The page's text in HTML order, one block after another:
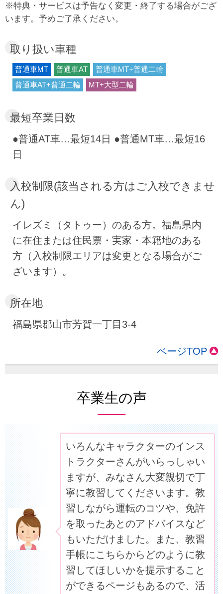
教習環境の良さは当たり前。校内もダイニング
も滞在する部屋も全てが清潔＆快適。フロント
やインストラクターの接客レベルはホテル顔負
け。セキュリティも万全と聞けば、女性お一人
の教習生が多いのもうなずけます。週3回のバ
イキングも教習生のお楽しみです！さらに、最
で、上空から自分の運転を振り返ることも可
能。明るく開放的なロビーやバリアフリーの校
舎、Wi-Fi完備の快適な宿舎など、学生生活に近
は近隣の商業施設や地元グルメも楽しめて、充
実した合宿免許ライフが待っています。
※特典・サービスは予告なく変更・終了する場合がござ
います。予めご了承ください。
取り扱い車種
普通車MT 普通車AT
普通車MT+普通二輪
普通車AT+普通二輪
MT+大型二輪
最短卒業日数
●普通AT車…最短14日 ●普通MT車…最短16
日
入校制限(該当される方はご入校できませ
ん)
イレズミ（タトゥー）のある方。福島県内
に在住または住民票・実家・本籍地のある
方（入校制限エリアは変更となる場合がご
ざいます）。
所在地
福島県郡山市芳賀一丁目3-4
ページTOP
卒業生の声
いろんなキャラクターのインス
トラクターさんがいらっしゃい
ますが、みなさん大変親切で丁
寧に教習してくださいます。教
習しながら運転のコツや、免許
を取ったあとのアドバイスなど
もいただけました。また、教習
手帳にこちらからどのように教
習してほしいかを提示すること
ができるページもあるので、活